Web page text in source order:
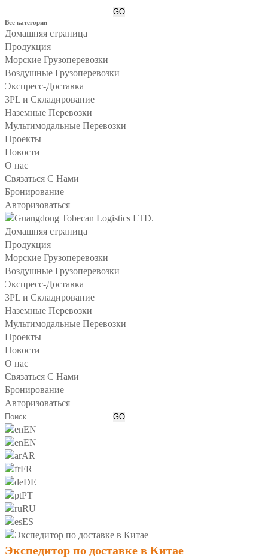
Все категории
Домашняя страница
Продукция
Морские Грузоперевозки
Воздушные Грузоперевозки
Экспресс-Доставка
3PL и Складирование
Наземные Перевозки
Мультимодальные Перевозки
Проекты
Новости
О нас
Связаться С Нами
Бронирование
Авторизоваться
Домашняя страница
Продукция
Морские Грузоперевозки
Воздушные Грузоперевозки
Экспресс-Доставка
3PL и Складирование
Наземные Перевозки
Мультимодальные Перевозки
Проекты
Новости
О нас
Связаться С Нами
Бронирование
Авторизоваться
EN
EN
AR
FR
DE
PT
RU
ES
Экспедитор по доставке в Китае